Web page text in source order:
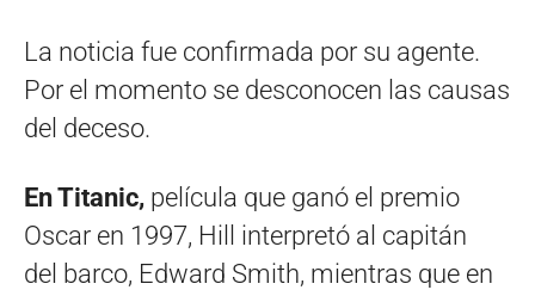
La noticia fue confirmada por su agente.
Por el momento se desconocen las causas
del deceso.
En Titanic, película que ganó el premio
Oscar en 1997, Hill interpretó al capitán
del barco, Edward Smith, mientras que en